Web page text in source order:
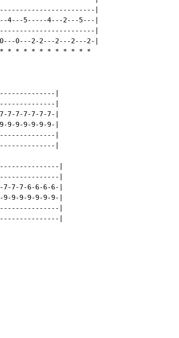
|
5-----4---2---5---|
|
0---2-2---2---2---2-|
* * * * * * * * * * * *
|
|
7-7-7-7-7-7-|
9-9-9-9-9-9-|
|
|
|
|
7-7-7-6-6-6-6-|
9-9-9-9-9-9-|
|
|